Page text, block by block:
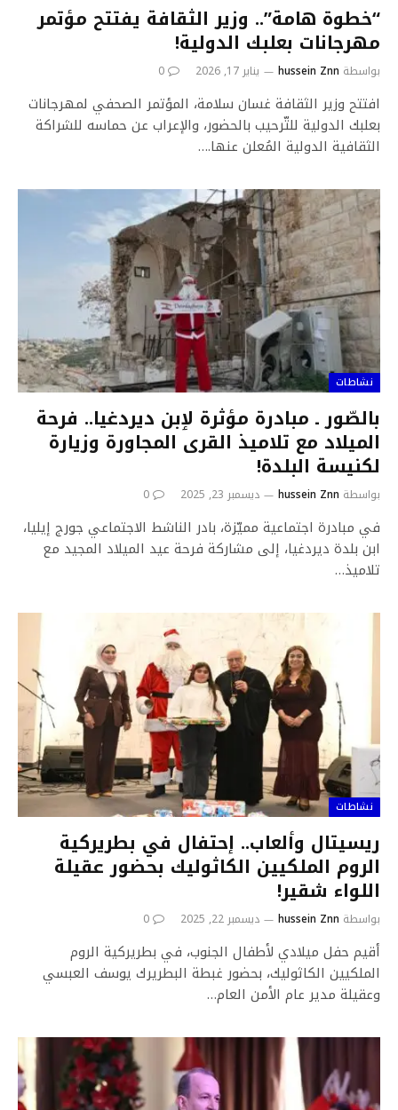
“خطوة هامة”.. وزير الثقافة يفتتح مؤتمر
مهرجانات بعلبك الدولية!
بواسطة hussein Znn يناير 17, 2026 0
افتتح وزير الثقافة غسان سلامة، المؤتمر الصحفي لمهرجانات
بعلبك الدولية للتّرحيب بالحضور، والإعراب عن حماسه للشراكة
الثقافية الدولية المُعلن عنها.…
نشاطات
بالصّور ـ مبادرة مؤثرة لٳبن ديردغيا.. فرحة
الميلاد مع تلاميذ القرﯼ المجاورة وزيارة
لكنيسة البلدة!
بواسطة hussein Znn ديسمبر 23, 2025 0
في مبادرة اجتماعية مميّزة، بادر الناشط الاجتماعي جورج إيليا،
ابن بلدة ديردغيا، إلى مشاركة فرحة عيد الميلاد المجيد مع
تلاميذ…
نشاطات
ريسيتال وألعاب.. إحتفال في بطريركية
الروم الملكيين الكاثوليك بحضور عقيلة
اللواء شقير!
بواسطة hussein Znn ديسمبر 22, 2025 0
أقيم حفل ميلادي لأطفال الجنوب، في بطريركية الروم
الملكيين الكاثوليك، بحضور غبطة البطريرك يوسف العبسي
وعقيلة مدير عام الأمن العام…